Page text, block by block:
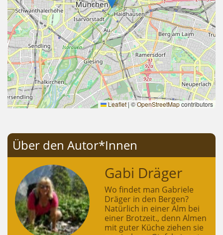
Leaflet |©OpenStreetMapcontributors
Über den Autor*Innen
Gabi Dräger
Wo findet man Gabriele
Dräger in den Bergen?
Natürlich in einer Alm bei
einer Brotzeit., denn Almen
mit guter Küche ziehen sie